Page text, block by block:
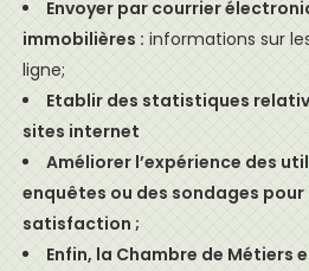
Envoyer par courrier
immobilières : informations sur
ligne;
Etablir des statistiques
sites internet
Améliorer l’expérience des
enquêtes ou des sondages pour
satisfaction ;
Enfin, la Chambre de Métiers